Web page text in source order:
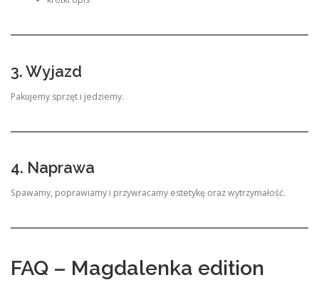
3. Wyjazd
Pakujemy sprzęt i jedziemy.
4. Naprawa
Spawamy, poprawiamy i przywracamy estetykę oraz wytrzymałość.
FAQ – Magdalenka edition